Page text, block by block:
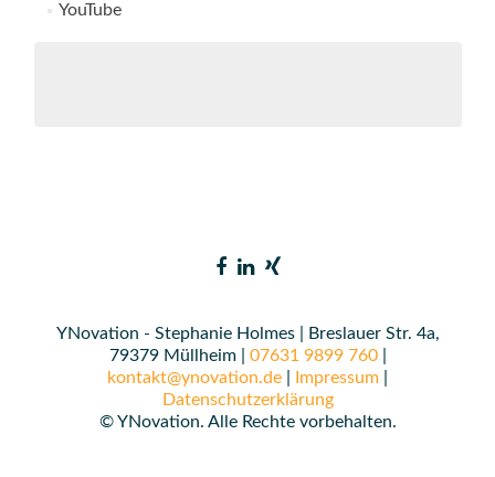
YouTube
YNovation - Stephanie Holmes | Breslauer Str. 4a,
79379 Müllheim | 07631 9899 760|
kontakt@ynovation.de
Impressum
Datenschutzerklärung
© YNovation. Alle Rechte vorbehalten.